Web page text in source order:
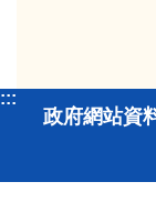
:::
政府網站資